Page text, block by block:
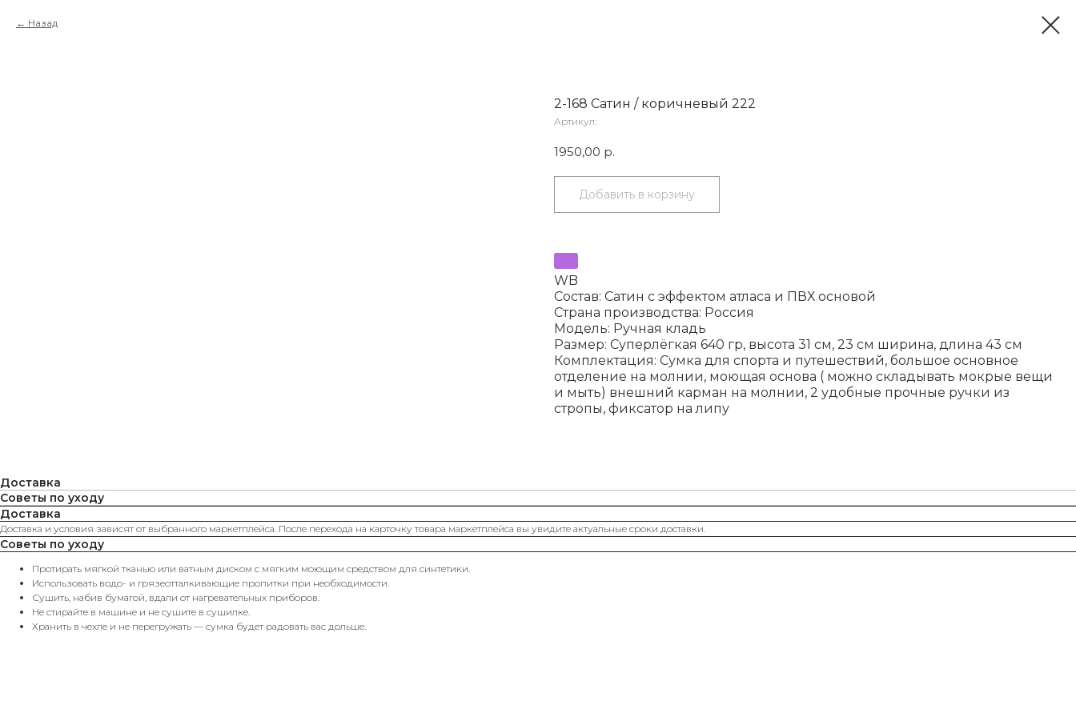
Назад
2-168 Сатин / коричневый 222
Артикул:
1950,00 р.
Добавить в корзину
WB
Состав: Сатин с эффектом атласа и ПВХ основой
Страна производства: Россия
Модель: Ручная кладь
Размер: Суперлёгкая 640 гр, высота 31 см, 23 см ширина, длина 43 см
Комплектация: Сумка для спорта и путешествий, большое основное
отделение на молнии, моющая основа ( можно складывать мокрые вещи
и мыть) внешний карман на молнии, 2 удобные прочные ручки из
стропы, фиксатор на липу
Доставка
Советы по уходу
Доставка
Доставка и условия зависят от выбранного маркетплейса. После перехода на карточку товара маркетплейса вы увидите актуальные сроки доставки.
Советы по уходу
Протирать мягкой тканью или ватным диском с мягким моющим средством для синтетики.
Использовать водо- и грязеотталкивающие пропитки при необходимости.
Сушить, набив бумагой, вдали от нагревательных приборов.
Не стирайте в машине и не сушите в сушилке.
Хранить в чехле и не перегружать — сумка будет радовать вас дольше.